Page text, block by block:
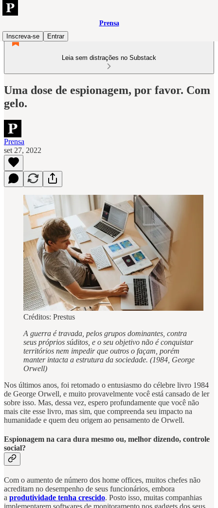
Prensa
Inscreva-se
Entrar
Leia sem distrações no Substack
Uma dose de espionagem, por favor. Com
gelo.
Prensa
set 27, 2022
Créditos: Prestus
A guerra é travada, pelos grupos dominantes, contra
seus próprios súditos, e o seu objetivo não é conquistar
territórios nem impedir que outros o façam, porém
manter intacta a estrutura da sociedade. (1984, George
Orwell)
Nos últimos anos, foi retomado o entusiasmo do célebre livro 1984
de George Orwell, e muito provavelmente você está cansado de ler
sobre isso. Mas, dessa vez, espero profundamente que você não
mais cite esse livro, mas sim, que compreenda seu impacto na
humanidade e quem deu origem ao pensamento de Orwell.
Espionagem na cara dura mesmo ou, melhor dizendo, controle
social?
Com o aumento de número dos home offices, muitos chefes não
acreditam no desempenho de seus funcionários, embora
a produtividade tenha crescido. Posto isso, muitas companhias
implementarem softwares de monitoramento nos gadgets dos seus